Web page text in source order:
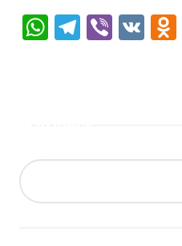
WhatsApp
Viber
VK